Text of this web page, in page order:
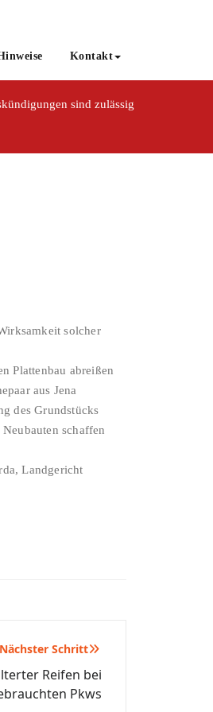
Kontakt
sind zulässig
solcher
Plattenbau abreißen
aus Jena
des Grundstücks
schaffen
Landgericht
Nächster Schritt
Reifen bei
Pkws